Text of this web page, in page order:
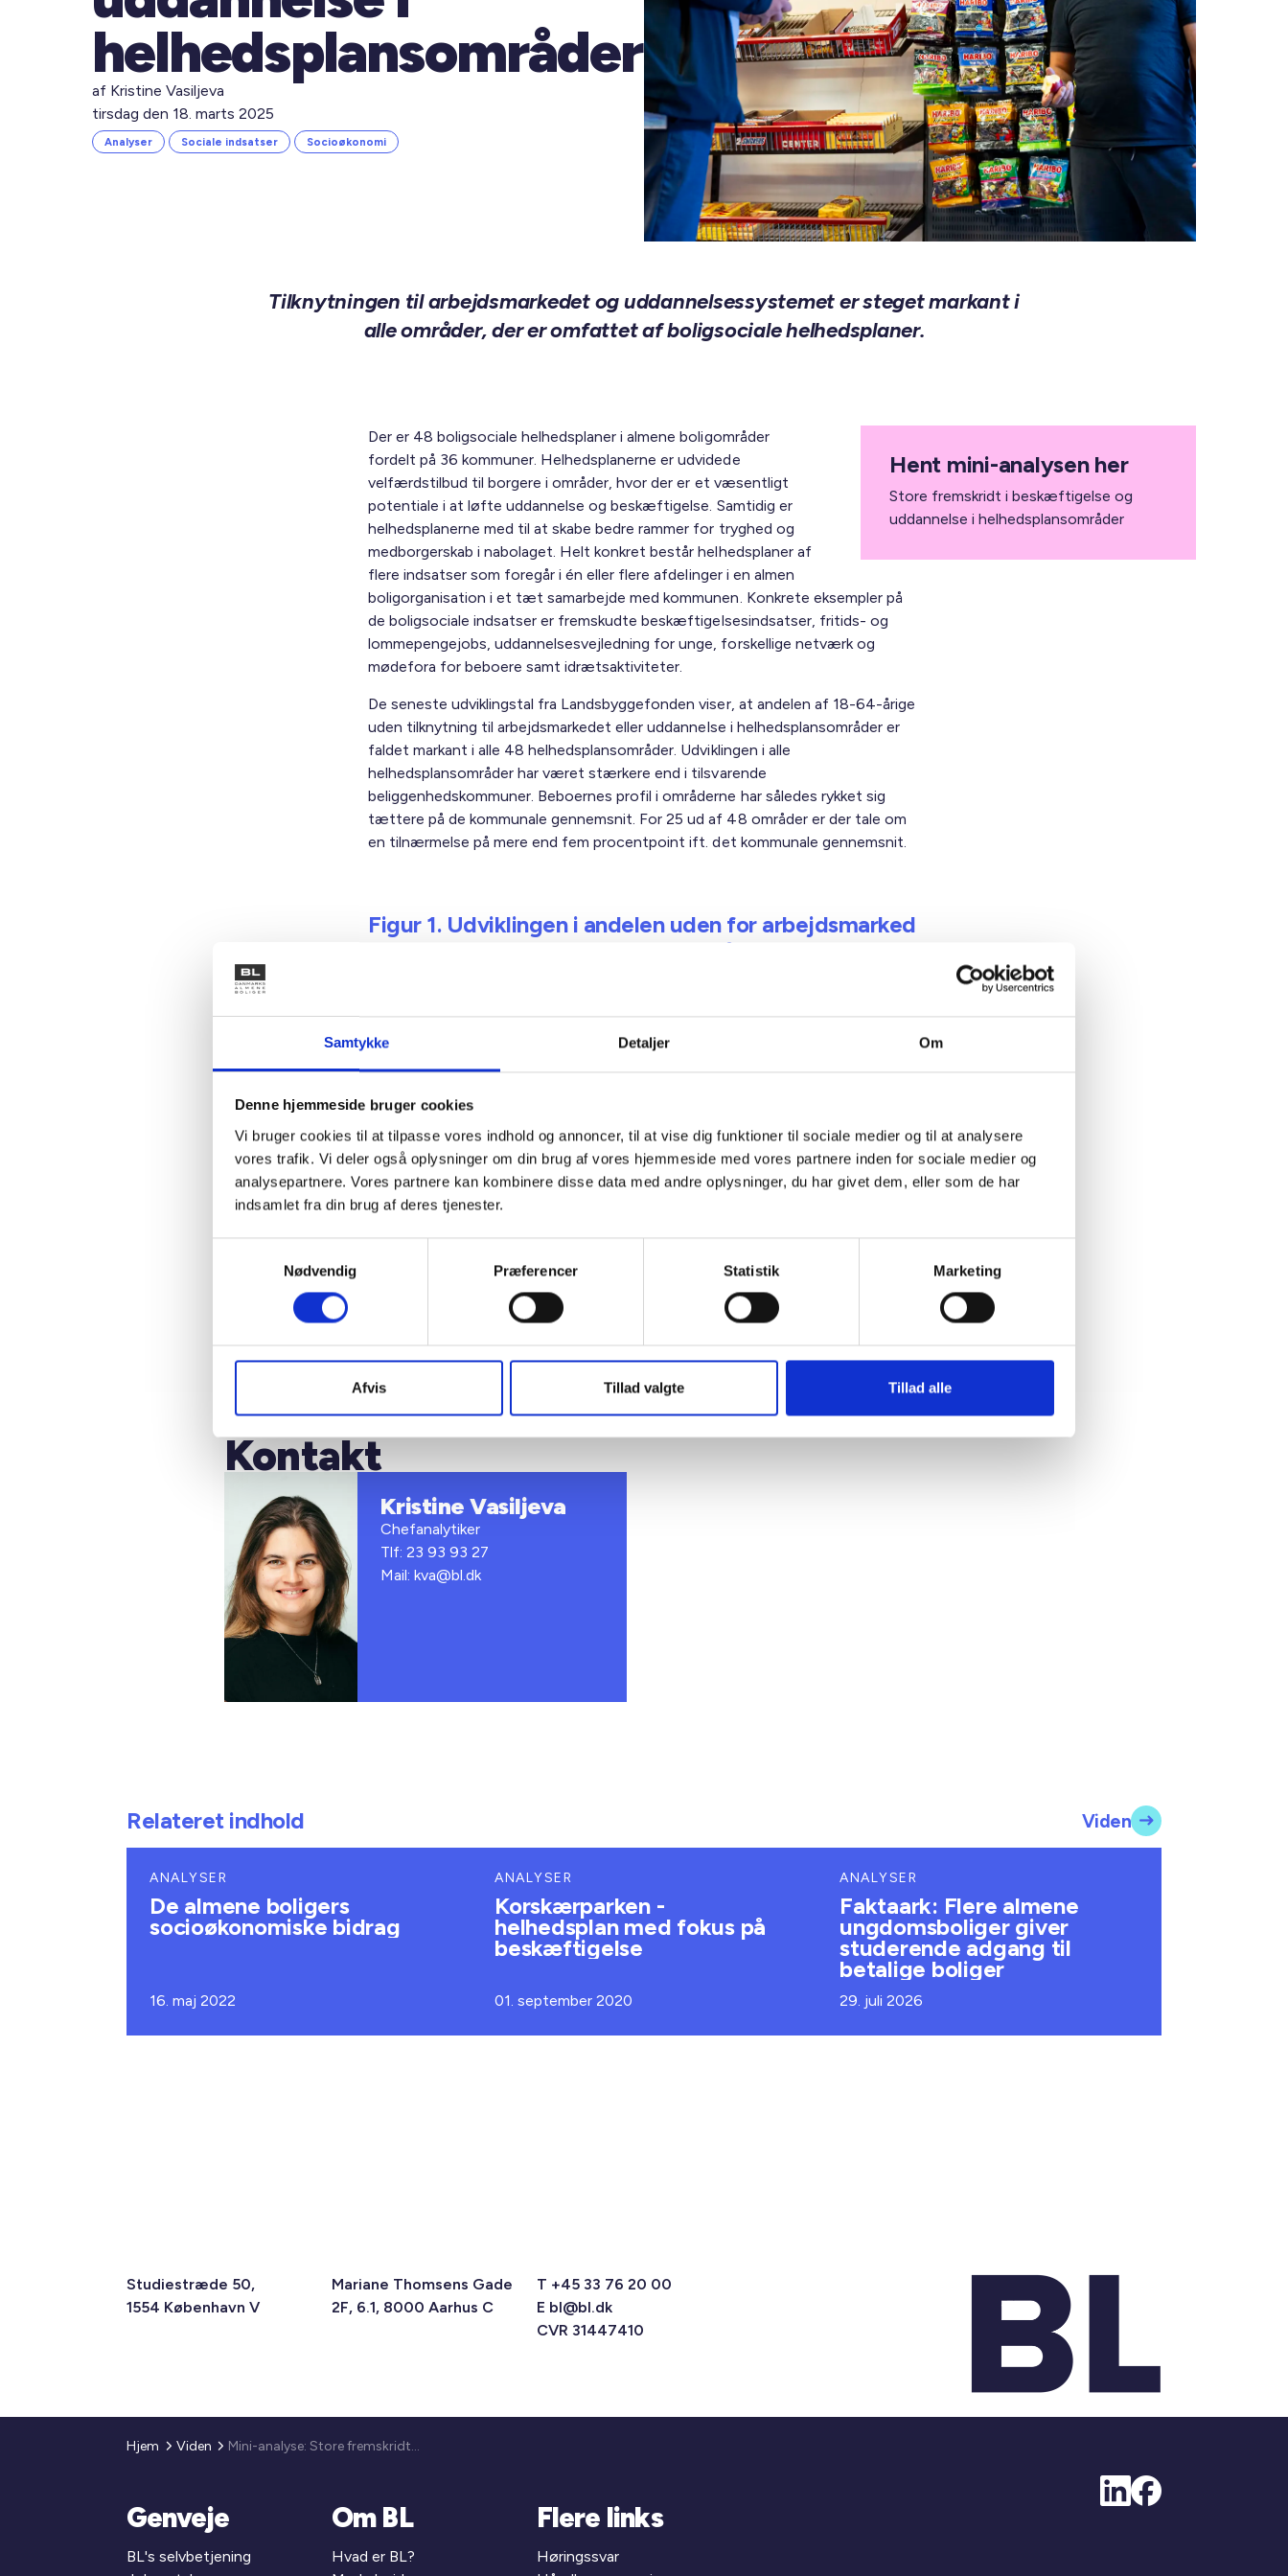
Samtykke Detaljer Om
Denne hjemmeside bruger cookies
Vi bruger cookies til at tilpasse vores indhold og annoncer, til at vise dig funktioner til sociale medier og til at analysere
vores trafik. Vi deler også oplysninger om din brug af vores hjemmeside med vores partnere inden for sociale medier og
analysepartnere. Vores partnere kan kombinere disse data med andre oplysninger, du har givet dem, eller som de har
indsamlet fra din brug af deres tjenester.
Nødvendig
Præferencer Statistik Marketing
Afvis Tillad valgte Tillad alle
helhedsplansområder
af Kristine Vasiljeva
tirsdag den 18. marts 2025
Analyser Sociale indsatser Socioøkonomi
Tilknytningen til arbejdsmarkedet og uddannelsessystemet er steget markant i
alle områder, der er omfattet af boligsociale helhedsplaner.
Hent mini-analysen her
Store fremskridt i beskæftigelse og
uddannelse i helhedsplansområder
Der er 48 boligsociale helhedsplaner i almene boligområder
fordelt på 36 kommuner. Helhedsplanerne er udvidede
velfærdstilbud til borgere i områder, hvor der er et væsentligt
potentiale i at løfte uddannelse og beskæftigelse. Samtidig er
helhedsplanerne med til at skabe bedre rammer for tryghed og
medborgerskab i nabolaget. Helt konkret består helhedsplaner af
flere indsatser som foregår i én eller flere afdelinger i en almen
boligorganisation i et tæt samarbejde med kommunen. Konkrete eksempler på
de boligsociale indsatser er fremskudte beskæftigelsesindsatser, fritids- og
lommepengejobs, uddannelsesvejledning for unge, forskellige netværk og
mødefora for beboere samt idrætsaktiviteter.
De seneste udviklingstal fra Landsbyggefonden viser, at andelen af 18-64-årige
uden tilknytning til arbejdsmarkedet eller uddannelse i helhedsplansområder er
faldet markant i alle 48 helhedsplansområder. Udviklingen i alle
helhedsplansområder har været stærkere end i tilsvarende
beliggenhedskommuner. Beboernes profil i områderne har således rykket sig
tættere på de kommunale gennemsnit. For 25 ud af 48 områder er der tale om
en tilnærmelse på mere end fem procentpoint ift. det kommunale gennemsnit.
Figur 1. Udviklingen i andelen uden for arbejdsmarked
eller uddannelse i helhedsplansområder relativt til det
Note: Beregnet som udviklingen i andelen af beboere 18-64 år i
helhedsplansområder, der er uden tilknytning til arbejdsmarked eller uddannelse
fra september 2024.
Kilde: BL’s egne beregninger på baggrund af Landsbyggefondens Beboerdata
Kontakt
Kristine Vasiljeva
Chefanalytiker
Tlf: 23 93 93 27
Mail: kva@bl.dk
Relateret indhold Viden
ANALYSER
De almene boligers
socioøkonomiske bidrag
16. maj 2022
ANALYSER
Korskærparken -
helhedsplan med fokus på
beskæftigelse
01. september 2020
ANALYSER
Faktaark: Flere almene
ungdomsboliger giver
studerende adgang til
betalige boliger
29. juli 2026
Studiestræde 50,
1554 København V
Mariane Thomsens Gade
2F, 6.1, 8000 Aarhus C
T +45 33 76 20 00
E bl@bl.dk
CVR 31447410
Hjem Viden Mini-analyse: Store fremskridt i beskæftigelse og uddannelse i helhedsplansområder
Genveje
BL's selvbetjening
Om BL
Hvad er BL?
Flere links
Høringssvar